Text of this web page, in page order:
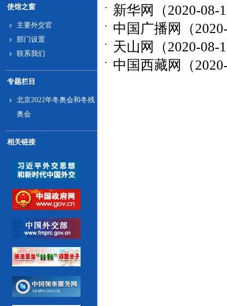
使馆之窗
主要外交官
部门设置
联系我们
专题栏目
北京2022年冬奥会和冬残
奥会
相关链接
新华网（2020-08-
中国广播网（
天山网（2020-08-
中国西藏网（